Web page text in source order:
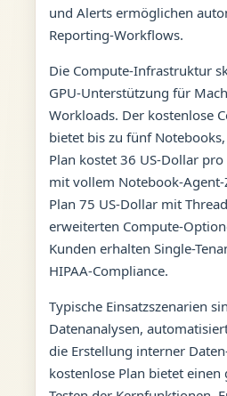
und Alerts ermöglichen
Reporting-Workflows.
Die Compute-Infrastruktur
GPU-Unterstützung für
Workloads. Der kostenlose
bietet bis zu fünf
Plan kostet 36 US-Dollar
mit vollem Notebook-Agent-
Plan 75 US-Dollar mit
erweiterten Compute-
Kunden erhalten Single-
HIPAA-Compliance.
Typische Einsatzszenarien
Datenanalysen,
die Erstellung interner
kostenlose Plan bietet einen